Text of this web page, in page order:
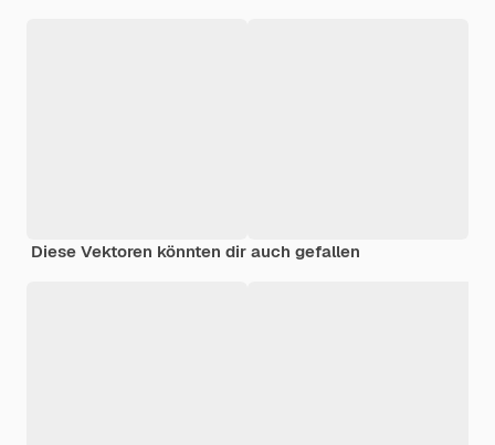
Diese Vektoren könnten dir auch gefallen